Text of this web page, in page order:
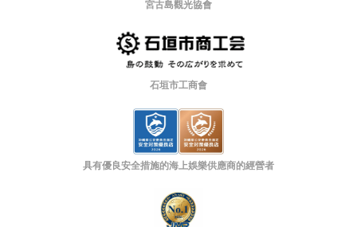
宮古島觀光協會
石垣市工商會
具有優良安全措施的海上娛樂供應商的經營者